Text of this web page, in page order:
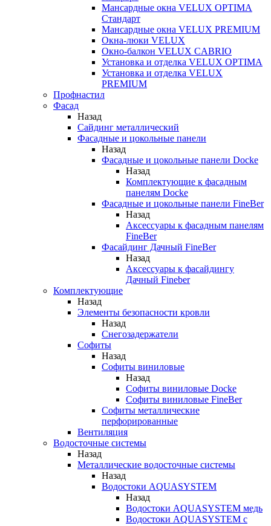
Мансардные окна VELUX OPTIMA
Стандарт
Мансардные окна VELUX PREMIUM
Окна-люки VELUX
Окно-балкон VELUX CABRIO
Установка и отделка VELUX OPTIMA
Установка и отделка VELUX
PREMIUM
Профнастил
Фасад
Назад
Сайдинг металлический
Фасадные и цокольные панели
Назад
Фасадные и цокольные панели Docke
Назад
Комплектующие к фасадным
панелям Docke
Фасадные и цокольные панели FineBer
Назад
Аксессуары к фасадным панелям
FineBer
Фасайдинг Дачный FineBer
Назад
Аксессуары к фасайдингу
Дачный Fineber
Комплектующие
Назад
Элементы безопасности кровли
Назад
Снегозадержатели
Софиты
Назад
Софиты виниловые
Назад
Софиты виниловые Docke
Софиты виниловые FineBer
Софиты металлические
перфорированные
Вентиляция
Водосточные системы
Назад
Металлические водосточные системы
Назад
Водостоки AQUASYSTEM
Назад
Водостоки AQUASYSTEM медь
Водостоки AQUASYSTEM с